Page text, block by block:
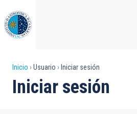
al
contenido
principal
Sobrescribir
enlaces
Inicio Usuario Iniciar sesión
Iniciar sesión